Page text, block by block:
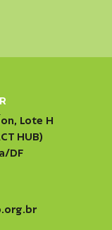
Lote H
HUB)
DF